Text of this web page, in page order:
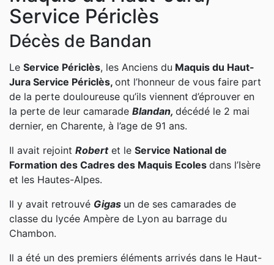
Service Périclès
Décès de Bandan
Le Service Périclès, les Anciens du Maquis du Haut-
Jura Service Périclès, ont l’honneur de vous faire part
de la perte douloureuse qu’ils viennent d’éprouver en
la perte de leur camarade Blandan, décédé le 2 mai
dernier, en Charente, à l’age de 91 ans.
Il avait rejoint Robertet le Service National de
Formation des Cadres des Maquis Ecoles dans l’Isère
et les Hautes-Alpes.
Il y avait retrouvé Gigas un de ses camarades de
classe du lycée Ampère de Lyon au barrage du
Chambon.
Il a été un des premiers éléments arrivés dans le Haut-